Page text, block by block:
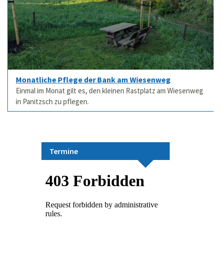
Monatliche Pflege der Bank am Wiesenweg
Einmal im Monat gilt es, den kleinen Rastplatz am Wiesenweg
in Panitzsch zu pflegen.
Termine